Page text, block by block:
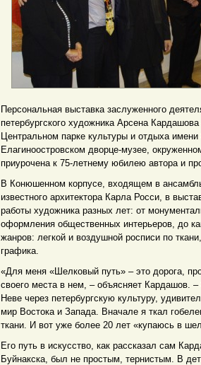
Персональная выставка заслуженного
петербургского художника Арсена
Центральном парке культуры и отдыха
Елагиноостровском дворце-музее,
приурочена к 75-летнему юбилею автора и
В Конюшенном корпусе, входящем в
известного архитектора Карла Росси, в
работы художника разных лет: от
оформления общественных интерьеров, до
жанров: легкой и воздушной росписи по
графика.
«Для меня «Шелковый путь» – это дорога,
своего места в нем, – объясняет Кардашов.
Неве через петербургскую культуру,
мир Востока и Запада. Вначале я ткал
ткани. И вот уже более 20 лет «купаюсь в
Его путь в искусство, как рассказал сам
Буйнакска, был не простым, тернистым. В